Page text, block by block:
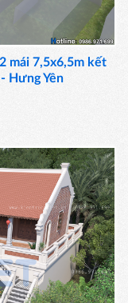
mái 7,5x6,5m kết
Hưng Yên